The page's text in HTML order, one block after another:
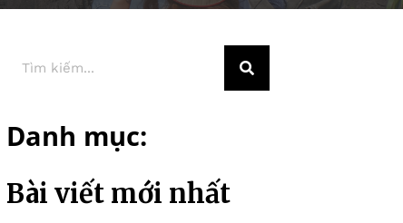
Danh mục:
Bài viết mới nhất